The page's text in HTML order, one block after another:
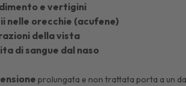
e vertigini
nelle orecchie (acufene)
della vista
di sangue dal naso
prolungata e non trattata porta a un